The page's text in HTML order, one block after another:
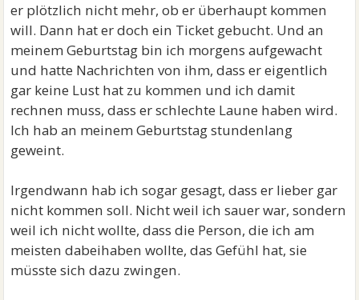
er plötzlich nicht mehr, ob er überhaupt kommen
will. Dann hat er doch ein Ticket gebucht. Und an
meinem Geburtstag bin ich morgens aufgewacht
und hatte Nachrichten von ihm, dass er eigentlich
gar keine Lust hat zu kommen und ich damit
rechnen muss, dass er schlechte Laune haben wird.
Ich hab an meinem Geburtstag stundenlang
geweint.
Irgendwann hab ich sogar gesagt, dass er lieber gar
nicht kommen soll. Nicht weil ich sauer war, sondern
weil ich nicht wollte, dass die Person, die ich am
meisten dabeihaben wollte, das Gefühl hat, sie
müsste sich dazu zwingen.